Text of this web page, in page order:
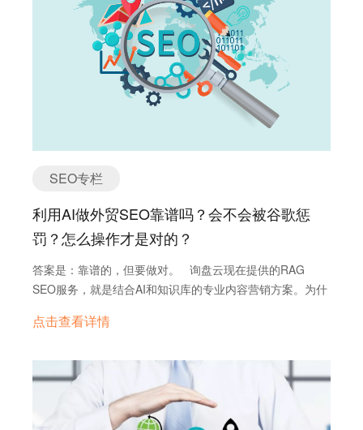
SEO专栏
利用AI做外贸SEO靠谱吗？会不会被谷歌惩
罚？怎么操作才是对的？
答案是：靠谱的，但要做对。 询盘云现在提供的RAG
SEO服务，就是结合AI和知识库的专业内容营销方案。为什
容，但明确打击低质量的AI垃圾内容 谷歌官方在2024年3
名、没有解决用户问题、内容空洞无物，那么就是垃圾内容
（Spam），会受到处罚。 参考链接： Google 搜索与 AI
内容（2023年） Google 核心更新与垃圾内容政策（2024
年） 👉 所以不是AI不行，而是“只靠AI、没有思考”的内容
点击查看详情